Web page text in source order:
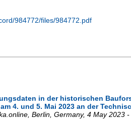
984772/files/984772.pdf
in der historischen
4. und 5. Mai 2023 an der
Berlin Germany, 4 May 2023